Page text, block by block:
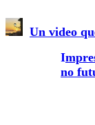
Un video
I
no